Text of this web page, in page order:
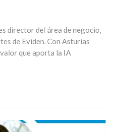
director del área de negocio,
de Eviden. Con Asturias
que aporta la IA